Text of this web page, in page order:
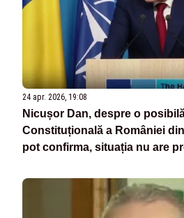
24 apr. 2026, 19:08
Nicușor Dan, despre o
Constituțională a României
pot confirma, situația nu are